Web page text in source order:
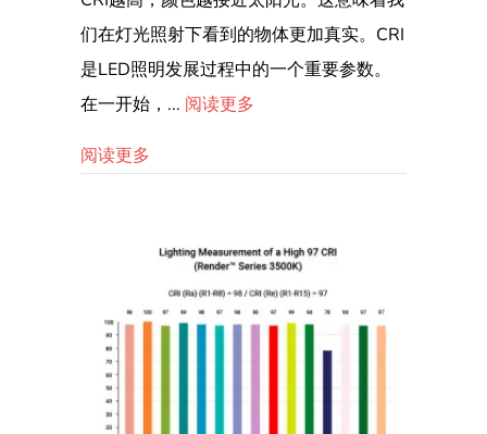
们在灯光照射下看到的物体更加真实。CRI
是LED照明发展过程中的一个重要参数。
在一开始，... 阅读更多
阅读更多